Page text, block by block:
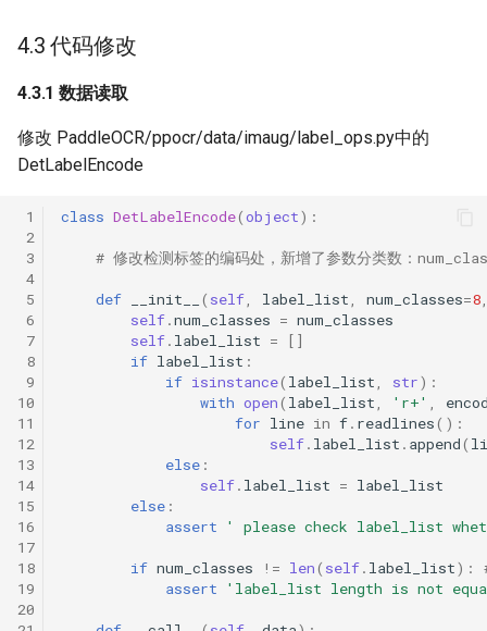
4.3 代码修改
4.3.1 数据读取
修改 PaddleOCR/ppocr/data/imaug/label_ops.py中的
DetLabelEncode
1
2
3
4
5
6
7
8
9
10
11
12
13
14
15
16
17
18
19
20
class DetLabelEncode(object):
# 修改检测标签的编码处，新增了参数分类数：
def __init__ ( self, label_list, num_classes=8
self.num_classes = num_classes
self. label_list =
[]
if label_list :
if isinstance( label_list, str):
with open( label_list, 'r+' ,
for line in f. readlines():
self. label_list . append(
else :
self. label_list = label_list
else :
assert
' please check label_list
if num_classes != len( self. label_list):
assert
'label_list length is not